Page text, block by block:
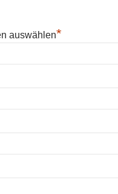
auswählen*